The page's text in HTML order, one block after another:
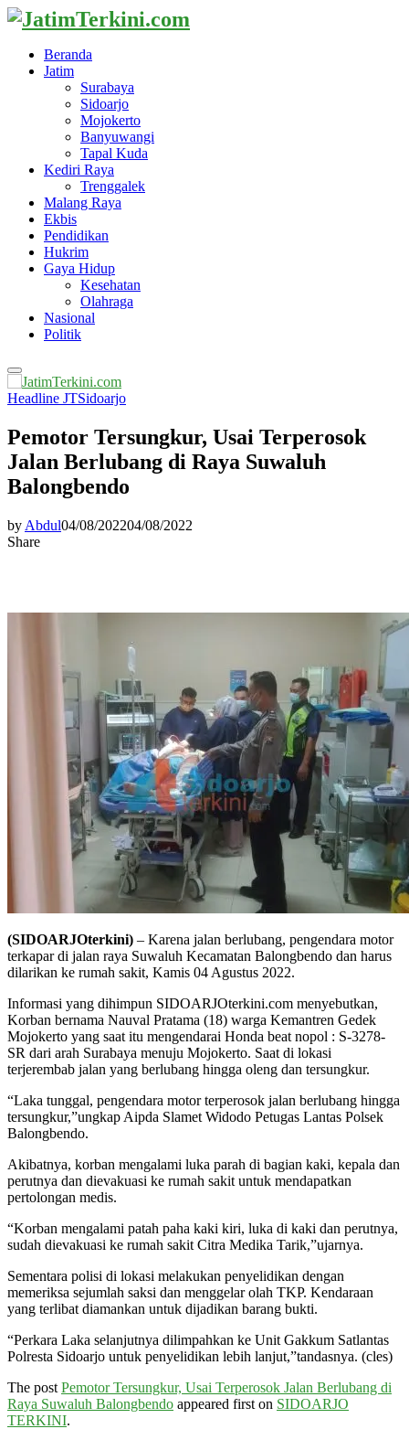
Beranda
Jatim
Surabaya
Sidoarjo
Mojokerto
Banyuwangi
Tapal Kuda
Kediri Raya
Trenggalek
Malang Raya
Ekbis
Pendidikan
Hukrim
Gaya Hidup
Kesehatan
Olahraga
Nasional
Politik
Primary
Menu
Headline JTSidoarjo
Pemotor Tersungkur, Usai Terperosok
Jalan Berlubang di Raya Suwaluh
Balongbendo
by Abdul04/08/202204/08/2022
Share
(SIDOARJOterkini) – Karena jalan berlubang, pengendara motor
terkapar di jalan raya Suwaluh Kecamatan Balongbendo dan harus
dilarikan ke rumah sakit, Kamis 04 Agustus 2022.
Informasi yang dihimpun SIDOARJOterkini.com menyebutkan,
Korban bernama Nauval Pratama (18) warga Kemantren Gedek
Mojokerto yang saat itu mengendarai Honda beat nopol : S-3278-
SR dari arah Surabaya menuju Mojokerto. Saat di lokasi
terjerembab jalan yang berlubang hingga oleng dan tersungkur.
“Laka tunggal, pengendara motor terperosok jalan berlubang hingga
tersungkur,”ungkap Aipda Slamet Widodo Petugas Lantas Polsek
Balongbendo.
Akibatnya, korban mengalami luka parah di bagian kaki, kepala dan
perutnya dan dievakuasi ke rumah sakit untuk mendapatkan
pertolongan medis.
“Korban mengalami patah paha kaki kiri, luka di kaki dan perutnya,
sudah dievakuasi ke rumah sakit Citra Medika Tarik,”ujarnya.
Sementara polisi di lokasi melakukan penyelidikan dengan
memeriksa sejumlah saksi dan menggelar olah TKP. Kendaraan
yang terlibat diamankan untuk dijadikan barang bukti.
“Perkara Laka selanjutnya dilimpahkan ke Unit Gakkum Satlantas
Polresta Sidoarjo untuk penyelidikan lebih lanjut,”tandasnya. (cles)
The post Pemotor Tersungkur, Usai Terperosok Jalan Berlubang di
Raya Suwaluh Balongbendo appeared first on SIDOARJO
TERKINI.